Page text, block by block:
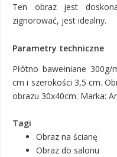
Ten obraz jest
zignorować, jest idealny.
Parametry techniczne
Płótno bawełniane
cm i szerokości 3,5 cm.
obrazu 30x40cm. Marka:
Tagi
Obraz na ścianę
Obraz do salonu